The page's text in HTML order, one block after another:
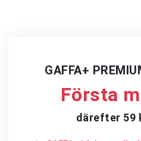
GAFFA+
Första
därefter 59